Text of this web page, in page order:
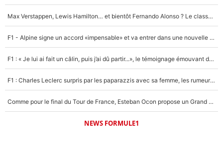
Max Verstappen, Lewis Hamilton… et bientôt Fernando Alonso ? Le classement des pilotes les mieux payés en Formule 1 risque de changer !
F1 - Alpine signe un accord «impensable» et va entrer dans une nouvelle dimension : Grande nouvelle pour Pierre Gasly !
F1 : « Je lui ai fait un câlin, puis j’ai dû partir...», le témoignage émouvant de Max Verstappen sur sa fille
F1 : Charles Leclerc surpris par les paparazzis avec sa femme, les rumeurs étaient vraies !
Comme pour le final du Tour de France, Esteban Ocon propose un Grand Prix de Formule 1 à Paris : «Autour de l’Arc de Triomphe, ce serait génial» !
NEWS FORMULE1